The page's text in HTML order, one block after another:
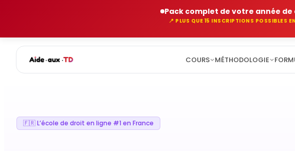
Pack complet de votre année
📍 PLUS QUE 15 INSCRIPTIONS POSSIBLES
COURS MÉTHODOLOGIE
🇫🇷 L’école de droit en ligne #1 en France